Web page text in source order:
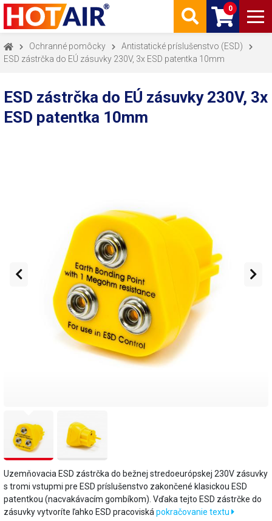
0
Ochranné pomôcky
Antistatické príslušenstvo (ESD)
ESD zástrčka do EÚ zásuvky 230V, 3x ESD patentka 10mm
ESD zástrčka do EÚ zásuvky 230V, 3x
ESD patentka 10mm
Uzemňovacia ESD zástrčka do bežnej stredoeurópskej 230V zásuvky
s tromi vstupmi pre ESD príslušenstvo zakončené klasickou ESD
patentkou (nacvakávacím gombíkom). Vďaka tejto ESD zástrčke do
zásuvky vytvoríte ľahko ESD pracoviskápokračovanie textu